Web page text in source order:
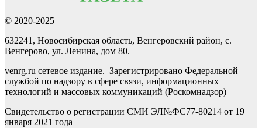
© 2020-2025
632241, Новосибирская область, Венгеровский район, с.
Венгерово, ул. Ленина, дом 80.
venrg.ru сетевое издание. Зарегистрировано Федеральной
службой по надзору в сфере связи, информационных
технологий и массовых коммуникаций (Роскомнадзор)
Свидетельство о регистрации СМИ ЭЛ№ФС77-80214 от 19
января 2021 года